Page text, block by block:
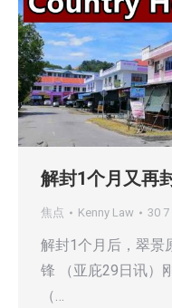
解封1个月又再
焦点 Kenny Law 30 7
解封1个月后，翠
锋 （亚庇29日讯）
（…